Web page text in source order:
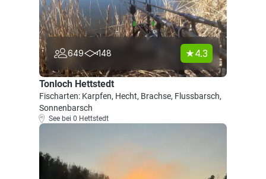
649 148 4.3
Tonloch Hettstedt
Fischarten: Karpfen, Hecht, Brachse, Flussbarsch,
Sonnenbarsch
See bei 0 Hettstedt